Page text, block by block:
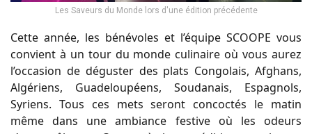
Les Saveurs du Monde lors d'une édition précédente
Cette année, les bénévoles et l’équipe SCOOPE vous
convient à un tour du monde culinaire où vous aurez
l’occasion de déguster des plats Congolais, Afghans,
Algériens, Guadeloupéens, Soudanais, Espagnols,
Syriens. Tous ces mets seront concoctés le matin
même dans une ambiance festive où les odeurs